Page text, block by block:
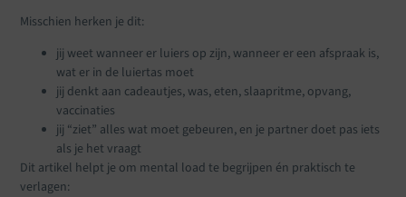
Misschien herken je dit:
jij weet wanneer er luiers op zijn, wanneer er een afspraak is,
wat er in de luiertas moet
jij denkt aan cadeautjes, was, eten, slaapritme, opvang,
vaccinaties
jij “ziet” alles wat moet gebeuren, en je partner doet pas iets
als je het vraagt
Dit artikel helpt je om mental load te begrijpen én praktisch te
verlagen: